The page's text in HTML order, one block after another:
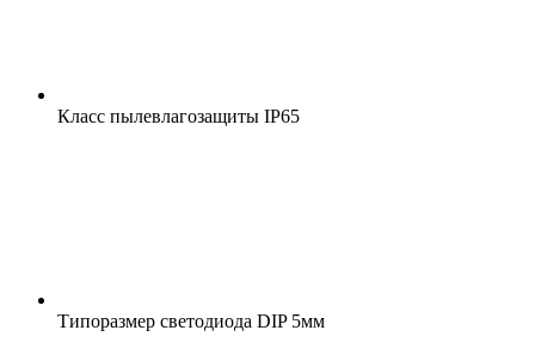
Класс пылевлагозащиты IP65
Типоразмер светодиода DIP 5мм